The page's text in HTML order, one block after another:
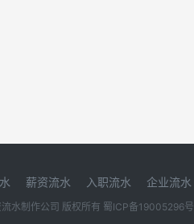
薪资流水 入职流水 企业流水
水制作公司 版权所有 蜀ICP备19005296号